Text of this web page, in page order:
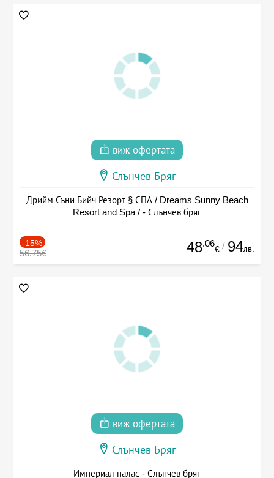
виж офертата
Слънчев Бряг
Дрийм Съни Бийч Резорт § СПА / Dreams Sunny Beach
Resort and Spa / - Слънчев бряг
-15%
56.75€ 48.06
€ / 94лв.
виж офертата
Слънчев Бряг
Империал палас - Слънчев бряг